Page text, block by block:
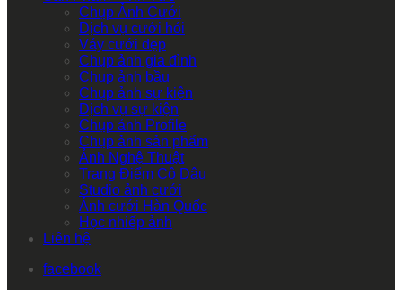
Chụp Ảnh Cưới
Dịch vụ cưới hỏi
Váy cưới đẹp
Chụp ảnh gia đình
Chụp ảnh bầu
Chụp ảnh sự kiện
Dịch vụ sự kiện
Chụp ảnh Profile
Chụp ảnh sản phẩm
Ảnh Nghệ Thuật
Trang Điểm Cô Dâu
Studio ảnh cưới
Ảnh cưới Hàn Quốc
Học nhiếp ảnh
Liên hệ
facebook